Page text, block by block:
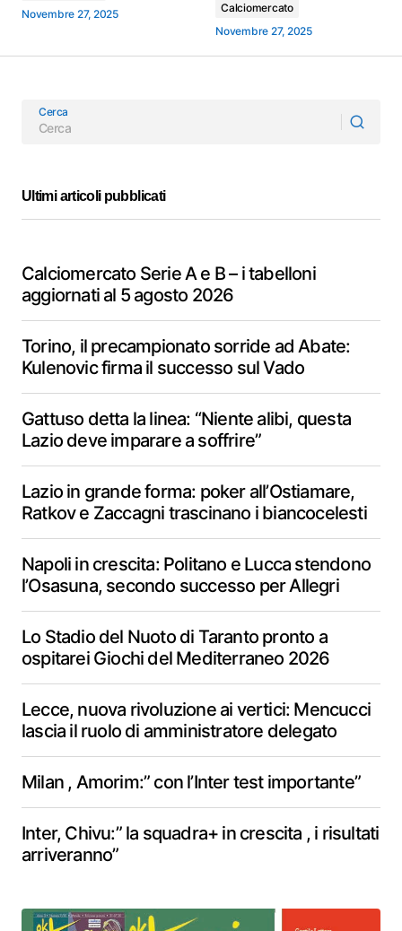
Novembre 27, 2025
Calciomercato
Novembre 27, 2025
Cerca
Ultimi articoli pubblicati
Calciomercato Serie A e B – i tabelloni
aggiornati al 5 agosto 2026
Torino, il precampionato sorride ad Abate:
Kulenovic firma il successo sul Vado
Gattuso detta la linea: “Niente alibi, questa
Lazio deve imparare a soffrire”
Lazio in grande forma: poker all’Ostiamare,
Ratkov e Zaccagni trascinano i biancocelesti
Napoli in crescita: Politano e Lucca stendono
l’Osasuna, secondo successo per Allegri
Lo Stadio del Nuoto di Taranto pronto a
ospitarei Giochi del Mediterraneo 2026
Lecce, nuova rivoluzione ai vertici: Mencucci
lascia il ruolo di amministratore delegato
Milan , Amorim:” con l’Inter test importante”
Inter, Chivu:” la squadra+ in crescita , i risultati
arriveranno”